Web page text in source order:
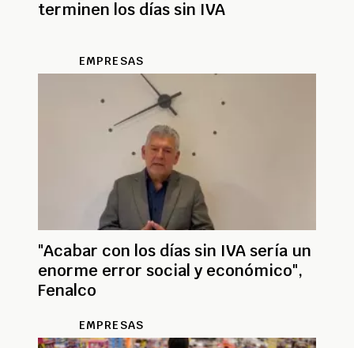
terminen los días sin IVA
EMPRESAS
"Acabar con los días sin IVA sería un
enorme error social y económico",
Fenalco
EMPRESAS